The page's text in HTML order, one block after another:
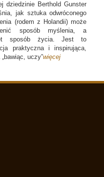
dziedzinie Berthold Gunster
jak sztuka odwróconego
(rodem z Holandii) może
sposób myślenia, a
sposób życia. Jest to
praktyczna i inspirująca,
„bawiąc, uczy”więcej